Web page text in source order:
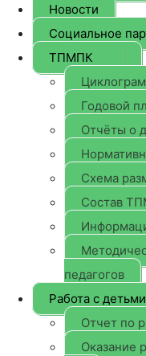
Новости
Социальное
ТПМПК
Годовой
Отчёты о
Схема
Состав
педагогов
Работа с детьми
Отчет по
Оказание